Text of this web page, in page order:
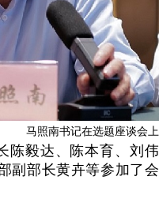
马照南书记在选题座谈会上
陈毅达、陈本育、刘伟
副部长黄卉等参加了会